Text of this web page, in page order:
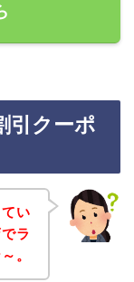
引クーポ
い
ラ
。